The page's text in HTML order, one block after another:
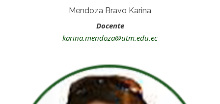
Mendoza Bravo Karina
Docente
karina.mendoza@utm.edu.ec